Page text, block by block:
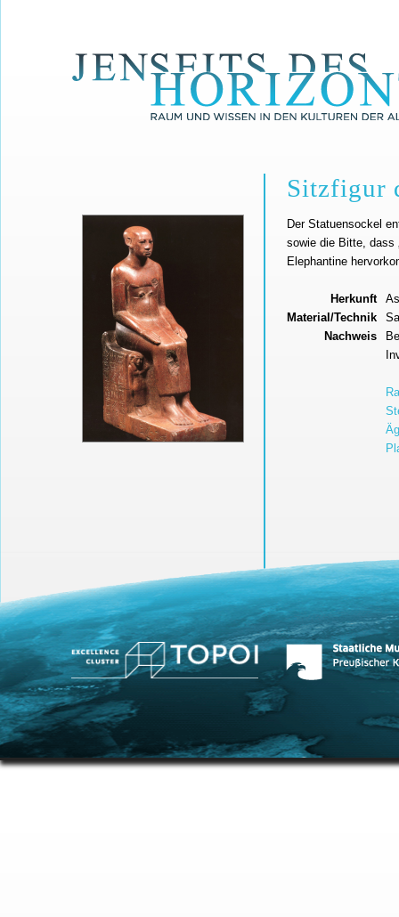
Sitzfigur
Der Statuensockel
sowie die Bitte, dass
Elephantine
Herkunft
Material/Technik
Nachweis